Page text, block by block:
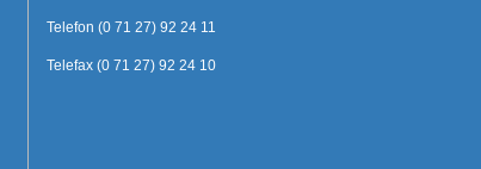
Telefon (0 71 27) 92 24 11
Telefax (0 71 27) 92 24 10